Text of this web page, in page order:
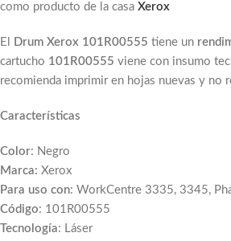
como producto de la casa Xerox
El Drum Xerox 101R00555 tiene un
cartucho 101R00555 viene con insumo
recomienda imprimir en hojas nuevas y no
Características
Color: Negro
Marca: Xerox
Para uso con: WorkCentre 3335, 3345,
Código: 101R00555
Tecnología: Láser